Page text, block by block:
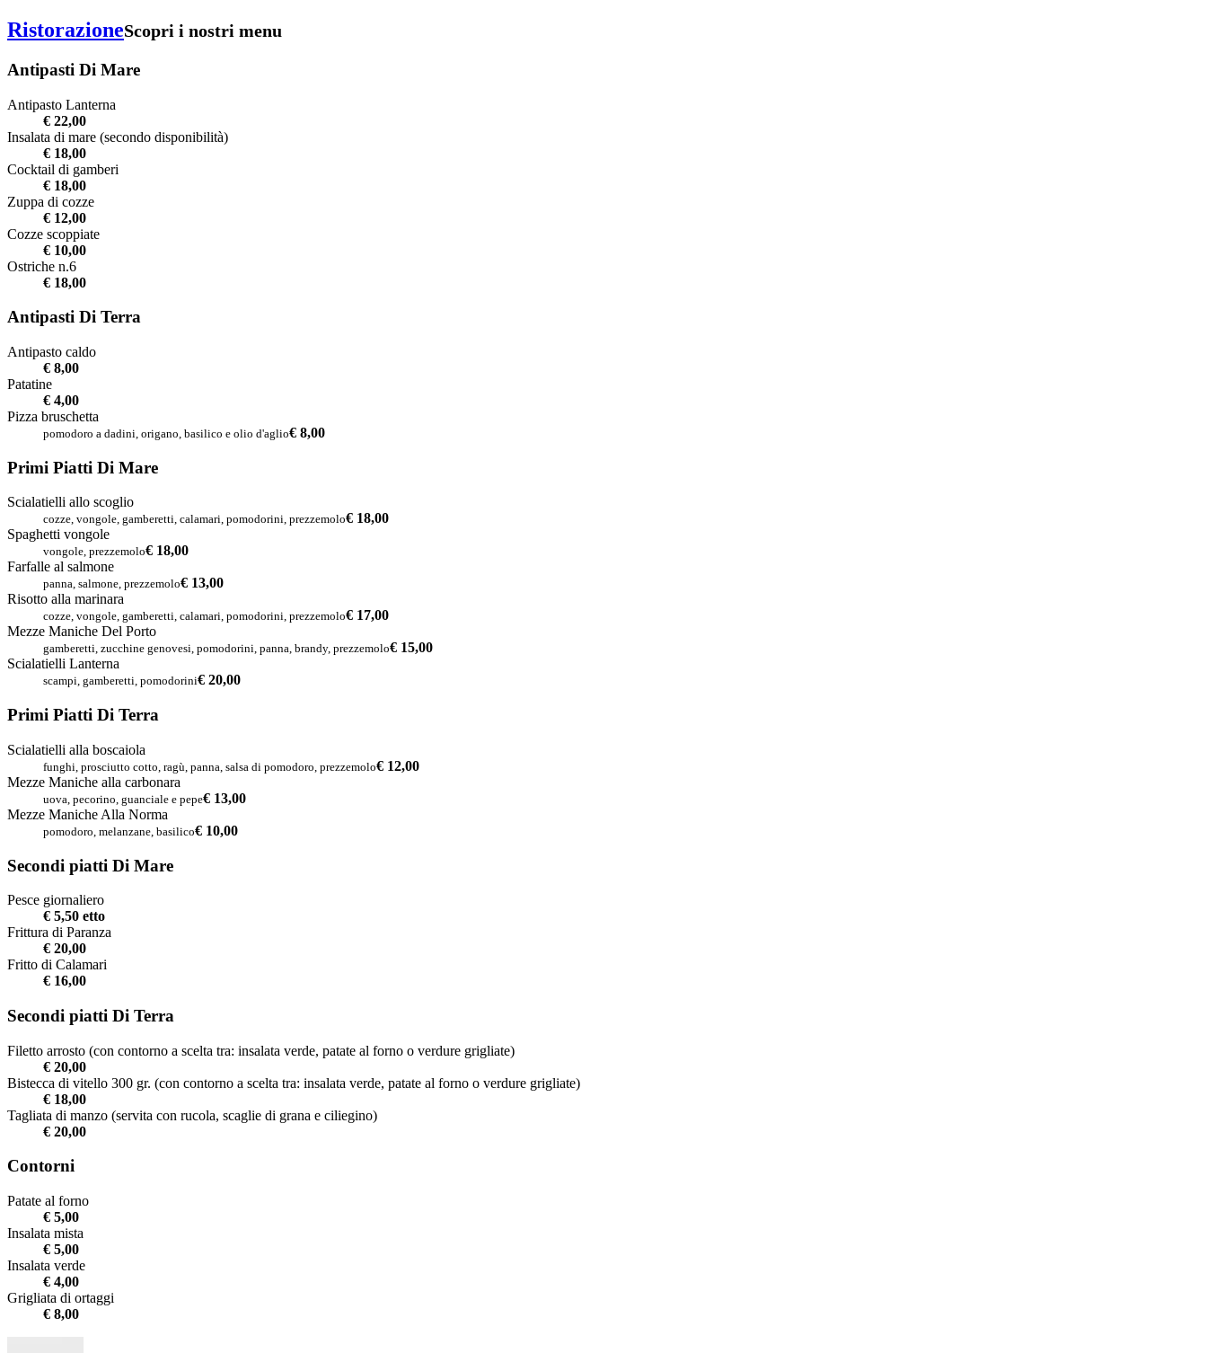
RistorazioneScopri i nostri menu
Antipasti Di Mare
Antipasto Lanterna
€ 22,00
Insalata di mare (secondo disponibilità)
€ 18,00
Cocktail di gamberi
€ 18,00
Zuppa di cozze
€ 12,00
Cozze scoppiate
€ 10,00
Ostriche n.6
€ 18,00
Antipasti Di Terra
Antipasto caldo
€ 8,00
Patatine
€ 4,00
Pizza bruschetta
pomodoro a dadini, origano, basilico e olio d'aglio€ 8,00
Primi Piatti Di Mare
Scialatielli allo scoglio
cozze, vongole, gamberetti, calamari, pomodorini, prezzemolo€ 18,00
Spaghetti vongole
vongole, prezzemolo€ 18,00
Farfalle al salmone
panna, salmone, prezzemolo€ 13,00
Risotto alla marinara
cozze, vongole, gamberetti, calamari, pomodorini, prezzemolo€ 17,00
Mezze Maniche Del Porto
gamberetti, zucchine genovesi, pomodorini, panna, brandy, prezzemolo€ 15,00
Scialatielli Lanterna
scampi, gamberetti, pomodorini€ 20,00
Primi Piatti Di Terra
Scialatielli alla boscaiola
funghi, prosciutto cotto, ragù, panna, salsa di pomodoro, prezzemolo€ 12,00
Mezze Maniche alla carbonara
uova, pecorino, guanciale e pepe€ 13,00
Mezze Maniche Alla Norma
pomodoro, melanzane, basilico€ 10,00
Secondi piatti Di Mare
Pesce giornaliero
€ 5,50 etto
Frittura di Paranza
€ 20,00
Fritto di Calamari
€ 16,00
Secondi piatti Di Terra
Filetto arrosto (con contorno a scelta tra: insalata verde, patate al forno o verdure grigliate)
€ 20,00
Bistecca di vitello 300 gr. (con contorno a scelta tra: insalata verde, patate al forno o verdure grigliate)
€ 18,00
Tagliata di manzo (servita con rucola, scaglie di grana e ciliegino)
€ 20,00
Contorni
Patate al forno
€ 5,00
Insalata mista
€ 5,00
Insalata verde
€ 4,00
Grigliata di ortaggi
€ 8,00